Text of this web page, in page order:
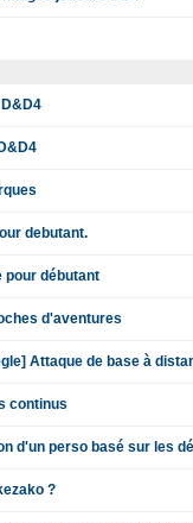
debutant.
pour débutant
d'aventures
Attaque de base à
continus
d'un perso basé sur les
?